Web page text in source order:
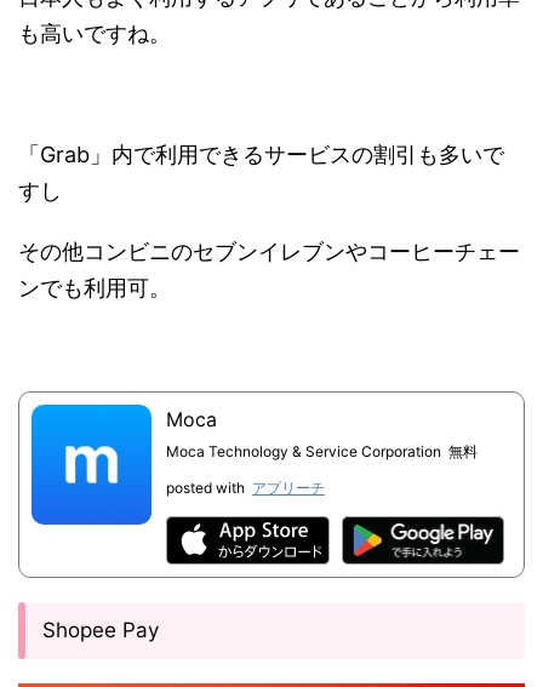
も高いですね。
「Grab」内で利用できるサービスの割引も多いで
すし
その他コンビニのセブンイレブンやコーヒーチェー
ンでも利用可。
Moca
Moca Technology & Service Corporation 無料
posted with アプリーチ
Shopee Pay